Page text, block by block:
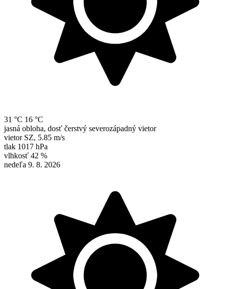
31 °C 16 °C
jasná obloha, dosť čerstvý severozápadný vietor
vietor SZ, 5.85 m/s
tlak 1017 hPa
vlhkosť 42 %
nedeľa 9. 8. 2026